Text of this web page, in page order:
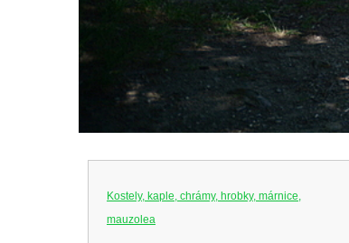
Kostely, kaple, chrámy, hrobky, márnice,
mauzolea